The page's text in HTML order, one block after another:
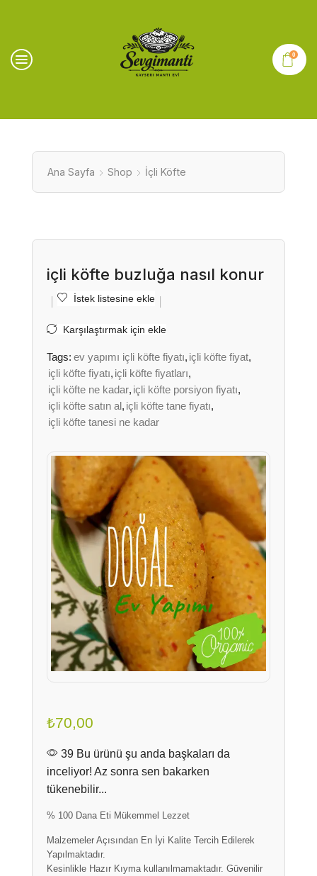
0
Ana Sayfa Shop İçli Köfte
içli köfte buzluğa nasıl konur
İstek listesine ekle
Karşılaştırmak için ekle
Tags: ev yapımı içli köfte fiyatı, içli köfte fiyat,
içli köfte fiyatı, içli köfte fiyatları,
içli köfte ne kadar, içli köfte porsiyon fiyatı,
içli köfte satın al, içli köfte tane fiyatı,
içli köfte tanesi ne kadar
₺70,00
39 Bu ürünü şu anda başkaları da
inceliyor! Az sonra sen bakarken
tükenebilir...
% 100 Dana Eti Mükemmel Lezzet
Malzemeler Açısından En İyi Kalite Tercih Edilerek
Yapılmaktadır.
Kesinlikle Hazır Kıyma kullanılmamaktadır. Güvenilir